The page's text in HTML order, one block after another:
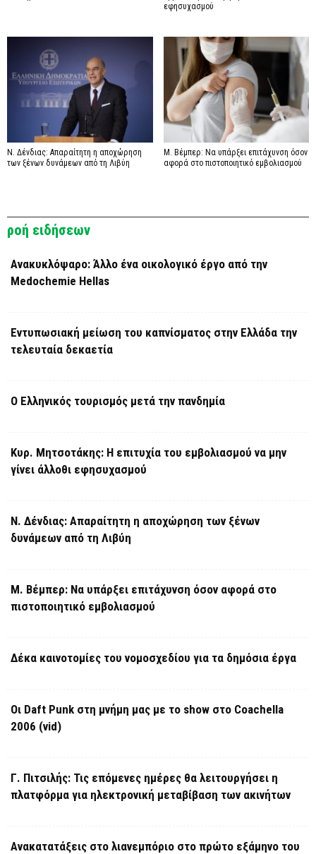
εφησυχασμού
Ν. Δένδιας: Απαραίτητη η αποχώρηση
των ξένων δυνάμεων από τη Λιβύη
Μ. Βέμπερ: Να υπάρξει επιτάχυνση όσον
αφορά στο πιστοποιητικό εμβολιασμού
ροή ειδήσεων
Ανακυκλόψαρο: Άλλο ένα οικολογικό έργο από την
Medochemie Hellas
Εντυπωσιακή μείωση του καπνίσματος στην Ελλάδα την
τελευταία δεκαετία
Ο Ελληνικός τουρισμός μετά την πανδημία
Κυρ. Μητσοτάκης: Η επιτυχία του εμβολιασμού να μην
γίνει άλλοθι εφησυχασμού
Ν. Δένδιας: Απαραίτητη η αποχώρηση των ξένων
δυνάμεων από τη Λιβύη
Μ. Βέμπερ: Να υπάρξει επιτάχυνση όσον αφορά στο
πιστοποιητικό εμβολιασμού
Δέκα καινοτομίες του νομοσχεδίου για τα δημόσια έργα
Οι Daft Punk στη μνήμη μας με το show στο Coachella
2006 (vid)
Γ. Πιτσιλής: Τις επόμενες ημέρες θα λειτουργήσει η
πλατφόρμα για ηλεκτρονική μεταβίβαση των ακινήτων
Ανακατατάξεις στο λιανεμπόριο στο πρώτο εξάμηνο του